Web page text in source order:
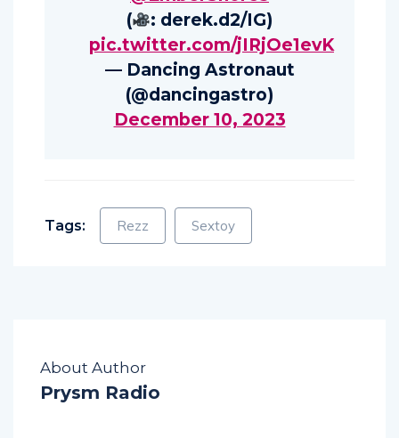
@EmberShores
(
: derek.d2/IG)
pic.twitter.com/jIRjOe1evK
— Dancing Astronaut
(@dancingastro)
Rezz Sextoy
About Author